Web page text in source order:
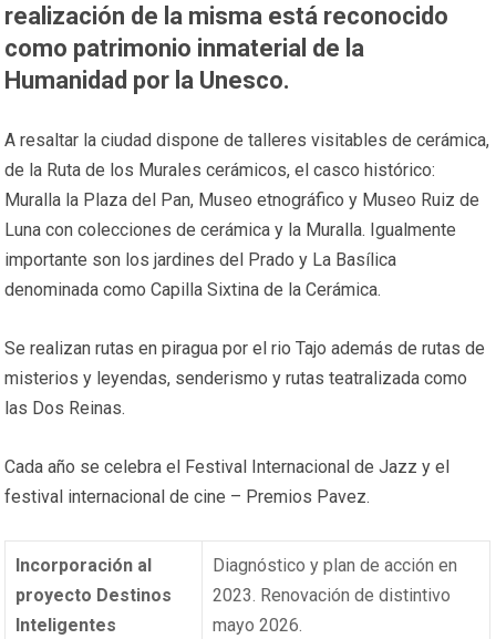
realización de la misma está reconocido
como patrimonio inmaterial de la
Humanidad por la Unesco.
A resaltar la ciudad dispone de talleres visitables de cerámica,
de la Ruta de los Murales cerámicos, el casco histórico:
Muralla la Plaza del Pan, Museo etnográfico y Museo Ruiz de
Luna con colecciones de cerámica y la Muralla. Igualmente
importante son los jardines del Prado y La Basílica
denominada como Capilla Sixtina de la Cerámica.
Se realizan rutas en piragua por el rio Tajo además de rutas de
misterios y leyendas, senderismo y rutas teatralizada como
las Dos Reinas.
Cada año se celebra el Festival Internacional de Jazz y el
festival internacional de cine – Premios Pavez.
Incorporación al
proyecto Destinos
Inteligentes
Diagnóstico y plan de acción en
2023. Renovación de distintivo
mayo 2026.